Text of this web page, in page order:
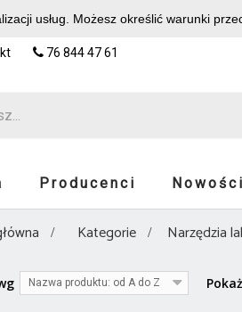
usług. Możesz określić warunki
76 844 47 61
Producenci Nowości
Kategorie Narzędzia
Nazwa produktu: od A do Z Pokaż